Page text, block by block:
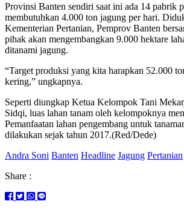
Provinsi Banten sendiri saat ini ada 14 pabrik
membutuhkan 4.000 ton jagung per hari.
Kementerian Pertanian, Pemprov Banten
pihak akan mengembangkan 9.000 hektare
ditanami jagung.
“Target produksi yang kita harapkan 52.000
kering,” ungkapnya.
Seperti diungkap Ketua Kelompok Tani
Sidqi, luas lahan tanam oleh kelompoknya
Pemanfaatan lahan pengembang untuk
dilakukan sejak tahun 2017.(Red/Dede)
Andra Soni Banten Headline Jagung Pertanian
Share :